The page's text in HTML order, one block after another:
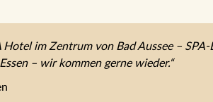
Hotel im Zentrum von Bad Aussee –
– wir kommen gerne wieder.“